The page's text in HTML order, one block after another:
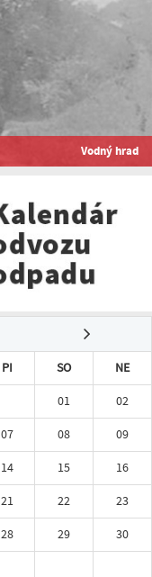
Vodný hrad
PI SO
NE
01
02
07 08
09
14 15
16
21 22
23
28 29
30